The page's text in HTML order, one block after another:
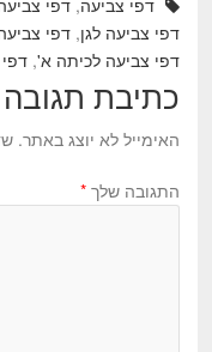
דפי צביעה לגן, דפי
דפי צביעה לכיתה א',
כתיבת תגובה
האימייל לא יוצג באתר.
התגובה שלך *